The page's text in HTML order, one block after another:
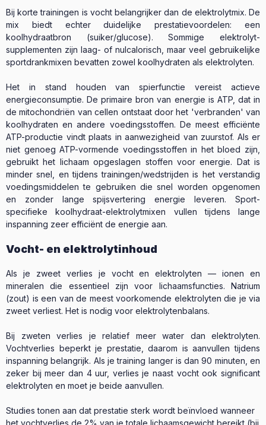
Bij korte trainingen is vocht belangrijker dan de elektrolytmix. De
mix biedt echter duidelijke prestatievoordelen: een
koolhydraatbron (suiker/glucose). Sommige elektrolyt-
supplementen zijn laag- of nulcalorisch, maar veel gebruikelijke
sportdrankmixen bevatten zowel koolhydraten als elektrolyten.
Het in stand houden van spierfunctie vereist actieve
energieconsumptie. De primaire bron van energie is ATP, dat in
de mitochondriën van cellen ontstaat door het 'verbranden' van
koolhydraten en andere voedingsstoffen. De meest efficiënte
ATP-productie vindt plaats in aanwezigheid van zuurstof. Als er
niet genoeg ATP-vormende voedingsstoffen in het bloed zijn,
gebruikt het lichaam opgeslagen stoffen voor energie. Dat is
minder snel, en tijdens trainingen/wedstrijden is het verstandig
voedingsmiddelen te gebruiken die snel worden opgenomen
en zonder lange spijsvertering energie leveren. Sport-
specifieke koolhydraat-elektrolytmixen vullen tijdens lange
inspanning zeer efficiënt de energie aan.
Vocht- en elektrolytinhoud
Als je zweet verlies je vocht en elektrolyten — ionen en
mineralen die essentieel zijn voor lichaamsfuncties. Natrium
(zout) is een van de meest voorkomende elektrolyten die je via
zweet verliest. Het is nodig voor elektrolytenbalans.
Bij zweten verlies je relatief meer water dan elektrolyten.
Vochtverlies beperkt je prestatie, daarom is aanvullen tijdens
inspanning belangrijk. Als je training langer is dan 90 minuten, en
zeker bij meer dan 4 uur, verlies je naast vocht ook significant
elektrolyten en moet je beide aanvullen.
Studies tonen aan dat prestatie sterk wordt beïnvloed wanneer
het vochtverlies de 2% van je totale lichaamsgewicht bereikt (bij